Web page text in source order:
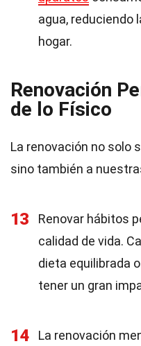
agua, reduciendo
hogar.
Renovación
de lo Físico
La renovación no solo
sino también a
13
Renovar hábitos
calidad de vida.
dieta equilibrada
tener un gran
14
La renovación